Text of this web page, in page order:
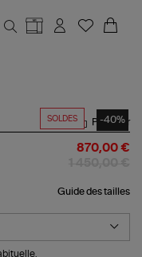
SOLDES -40%
Partager
870,00 €
Guide des tailles